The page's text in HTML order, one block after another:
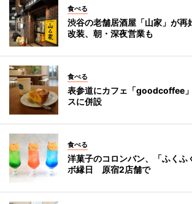
食べる
渋谷の老舗居酒屋「山家」が
改装、朝・深夜営業も
食べる
表参道にカフェ「goodcoffee
スに併設
食べる
洋菓子のコロンバン、「ふくふ
ボ縁日 原宿2店舗で